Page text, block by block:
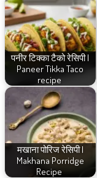
पनीर टिक्का टैको रेसिपी |
Paneer Tikka Taco
recipe
मखाना पोरिज रेसिपी |
Makhana Porridge
Recipe